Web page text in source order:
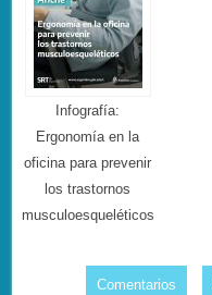
Infografía:
Ergonomía en la
oficina para prevenir
los trastornos
musculoesqueléticos
Comentarios